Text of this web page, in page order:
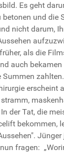
Es geht
und die
nicht darum,
als die
auch
Summen
erscheint
der Tat, die
bekommen,
fragen: